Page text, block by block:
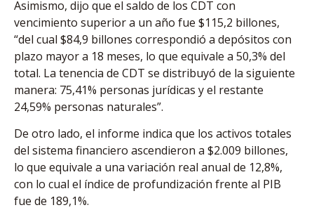
Asimismo, dijo que el saldo de los CDT con
vencimiento superior a un año fue $115,2 billones,
“del cual $84,9 billones correspondió a depósitos con
plazo mayor a 18 meses, lo que equivale a 50,3% del
total. La tenencia de CDT se distribuyó de la siguiente
manera: 75,41% personas jurídicas y el restante
24,59% personas naturales”.
De otro lado, el informe indica que los activos totales
del sistema financiero ascendieron a $2.009 billones,
lo que equivale a una variación real anual de 12,8%,
con lo cual el índice de profundización frente al PIB
fue de 189,1%.